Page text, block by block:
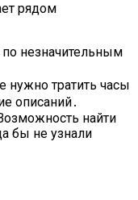
рядом
незначительным
тратить часы
описаний․
найти
бы не узнали